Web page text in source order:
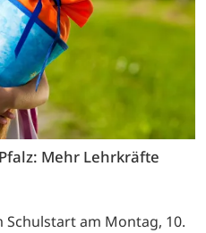
Mehr Lehrkräfte
Schulstart am Montag, 10.